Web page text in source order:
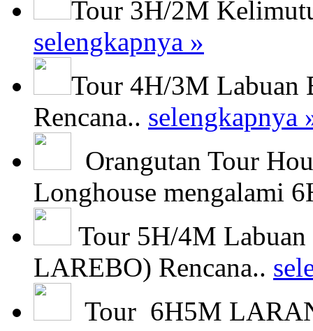
Tour 3H/2M
selengkapnya »
Tour 4H/3M
Rencana.. selengkapnya
Orangutan Tour
Longhouse mengalami
Tour 5H/4M
LAREBO) Rencana..
Tour 6H5M